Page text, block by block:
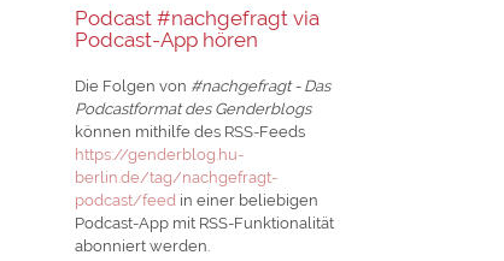
Podcast #nachgefragt via
Podcast-App hören
Die Folgen von #nachgefragt - Das
Podcastformat des Genderblogs
können mithilfe des RSS-Feeds
https://genderblog.hu-
berlin.de/tag/nachgefragt-
podcast/feed in einer beliebigen
Podcast-App mit RSS-Funktionalität
abonniert werden.